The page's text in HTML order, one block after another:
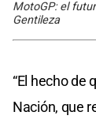
MotoGP: el
Gentileza
“El hecho de
Nación, que